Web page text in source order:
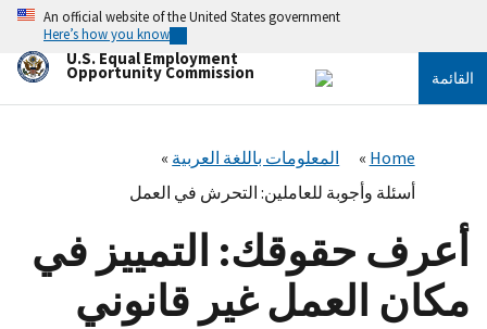
تجاوز
المحتوى
الرئيسي
An official website of the United States government
Here’s how you know
U.S. Equal Employment
Opportunity Commission القائمة
Home
المعلومات باللغة العربية
أسئلة وأجوبة للعاملين: التحرش في العمل
أعرف حقوقك: التمييز في
مكان العمل غير قانوني